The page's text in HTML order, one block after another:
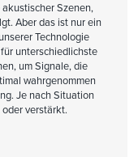
Szenen,
Aber das ist nur ein
Technologie
unterschiedlichste
um Signale, die
wahrgenommen
Je nach Situation
verstärkt.